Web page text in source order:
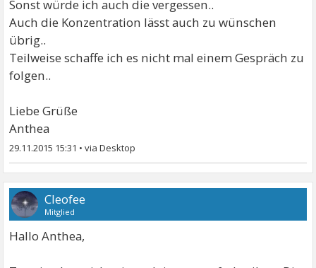
Sonst würde ich auch die vergessen..
Auch die Konzentration lässt auch zu wünschen
übrig..
Teilweise schaffe ich es nicht mal einem Gespräch zu
folgen..
Liebe Grüße
Anthea
29.11.2015 15:31 •
Cleofee
Mitglied
Hallo Anthea,